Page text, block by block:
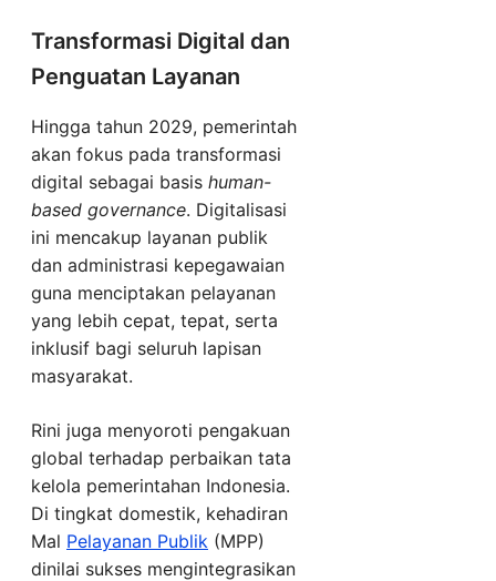
Transformasi Digital dan
Penguatan Layanan
Hingga tahun 2029, pemerintah
akan fokus pada transformasi
digital sebagai basis human-
based governance. Digitalisasi
ini mencakup layanan publik
dan administrasi kepegawaian
guna menciptakan pelayanan
yang lebih cepat, tepat, serta
inklusif bagi seluruh lapisan
masyarakat.
Rini juga menyoroti pengakuan
global terhadap perbaikan tata
kelola pemerintahan Indonesia.
Di tingkat domestik, kehadiran
Mal Pelayanan Publik (MPP)
dinilai sukses mengintegrasikan